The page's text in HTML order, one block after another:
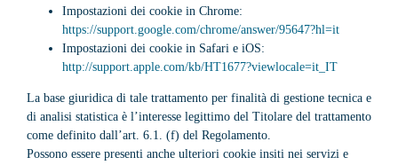
Impostazioni dei cookie in Chrome:
https://support.google.com/chrome/answer/95647?hl=it
Impostazioni dei cookie in Safari e iOS:
http://support.apple.com/kb/HT1677?viewlocale=it_IT
La base giuridica di tale trattamento per finalità di gestione tecnica e
di analisi statistica è l’interesse legittimo del Titolare del trattamento
come definito dall’art. 6.1. (f) del Regolamento.
Possono essere presenti anche ulteriori cookie insiti nei servizi e